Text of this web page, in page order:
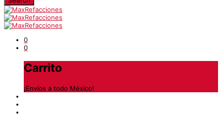
0
0
Carrito
¡Envíos a todo México!